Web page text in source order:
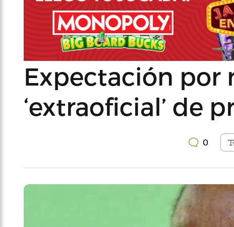
Expectación por
‘extraoficial’ de
0